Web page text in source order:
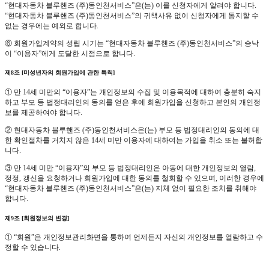
“현대자동차 블루핸즈 (주)동인천서비스”은(는) 이를 신청자에게 알려야 합니다.
“현대자동차 블루핸즈 (주)동인천서비스”의 귀책사유 없이 신청자에게 통지할 수
없는 경우에는 예외로 합니다.
⑥ 회원가입계약의 성립 시기는 “현대자동차 블루핸즈 (주)동인천서비스”의 승낙
이 “이용자”에게 도달한 시점으로 합니다.
제8조 [미성년자의 회원가입에 관한 특칙]
① 만 14세 미만의 “이용자”는 개인정보의 수집 및 이용목적에 대하여 충분히 숙지
하고 부모 등 법정대리인의 동의를 얻은 후에 회원가입을 신청하고 본인의 개인정
보를 제공하여야 합니다.
② 현대자동차 블루핸즈 (주)동인천서비스은(는) 부모 등 법정대리인의 동의에 대
한 확인절차를 거치지 않은 14세 미만 이용자에 대하여는 가입을 취소 또는 불허합
니다.
③ 만 14세 미만 “이용자”의 부모 등 법정대리인은 아동에 대한 개인정보의 열람,
정정, 갱신을 요청하거나 회원가입에 대한 동의를 철회할 수 있으며, 이러한 경우에
“현대자동차 블루핸즈 (주)동인천서비스”은(는) 지체 없이 필요한 조치를 취해야
합니다.
제9조 [회원정보의 변경]
① “회원”은 개인정보관리화면을 통하여 언제든지 자신의 개인정보를 열람하고 수
정할 수 있습니다.